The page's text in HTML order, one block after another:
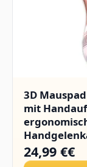
3D
mit
24,99 €€